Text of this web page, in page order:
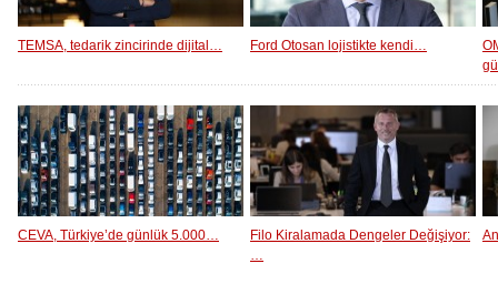
TEMSA, tedarik zincirinde dijital… Ford Otosan lojistikte kendi…
CEVA, Türkiye’de günlük 5.000…
Filo Kiralamada Dengeler Değişiyor:
…